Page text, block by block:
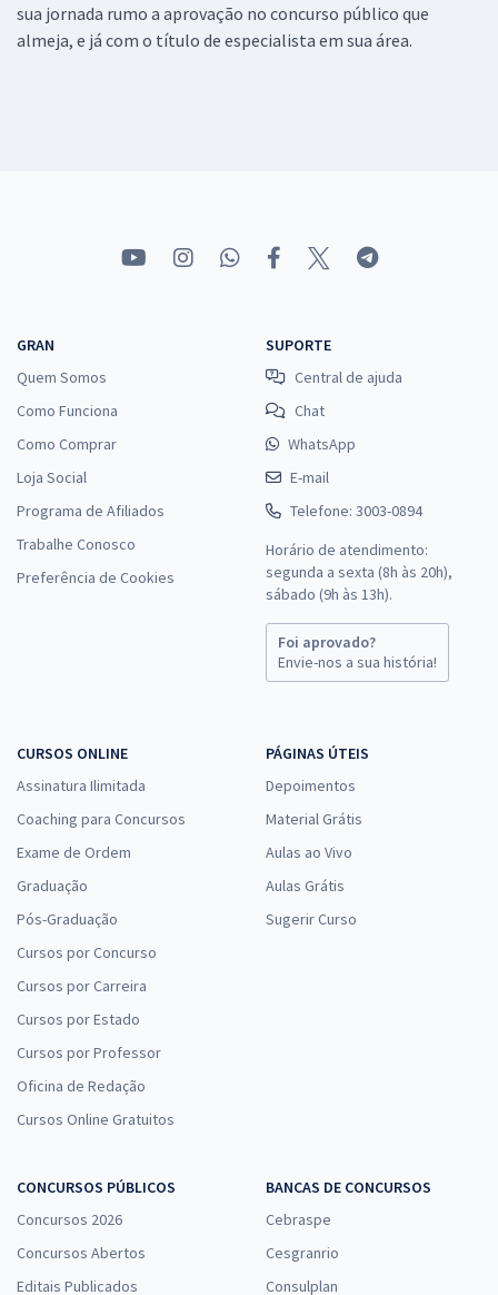
sua jornada rumo a aprovação no concurso público que
almeja, e já com o título de especialista em sua área.
GRAN
Quem Somos
Como Funciona
Como Comprar
Loja Social
Programa de Afiliados
Trabalhe Conosco
Preferência de Cookies
SUPORTE
Central de ajuda
Chat
WhatsApp
E-mail
Telefone: 3003-0894
Horário de atendimento:
segunda a sexta (8h às 20h),
sábado (9h às 13h).
Foi aprovado?
Envie-nos a sua história!
CURSOS ONLINE
Assinatura Ilimitada
Coaching para Concursos
Exame de Ordem
Graduação
Pós-Graduação
Cursos por Concurso
Cursos por Carreira
Cursos por Estado
Cursos por Professor
Oficina de Redação
Cursos Online Gratuitos
PÁGINAS ÚTEIS
Depoimentos
Material Grátis
Aulas ao Vivo
Aulas Grátis
Sugerir Curso
CONCURSOS PÚBLICOS
Concursos 2026
Concursos Abertos
Editais Publicados
BANCAS DE CONCURSOS
Cebraspe
Cesgranrio
Consulplan